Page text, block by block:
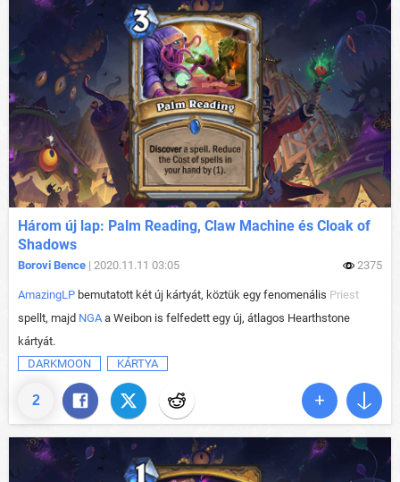
2
Három új lap: Palm Reading, Claw Machine és Cloak of
Shadows
Borovi Bence | 2020.11.11 03:05 2375
AmazingLP bemutatott két új kártyát, köztük egy fenomenális Priest
spellt, majd NGA a Weibon is felfedett egy új, átlagos Hearthstone
kártyát.
DARKMOON
KÁRTYA